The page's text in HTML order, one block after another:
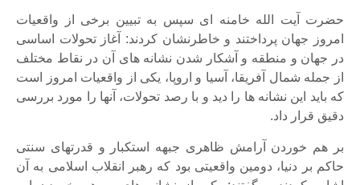
حضرت آیت الله خامنه ای سپس به تبیین برخی از واقعیات
امروز جهان پرداختند و خاطرنشان کردند: آغاز تحولات اساسی
در جهان و منطقه و آشکار شدن نشانه های آن در نقاط مختلف
از جمله شمال آفریقا، آسیا و اروپا، یکی از واقعیات امروز است
که باید این نشانه ها را دید و با رصد تحولات، آنها را مورد بررسی
دقیق قرار داد.
بر هم خوردن آرامش ظاهری جبهه استکبار و قدرتهای سنتی
حاکم بر دنیا، دومین واقعیتی بود که رهبر انقلاب اسلامی به آن